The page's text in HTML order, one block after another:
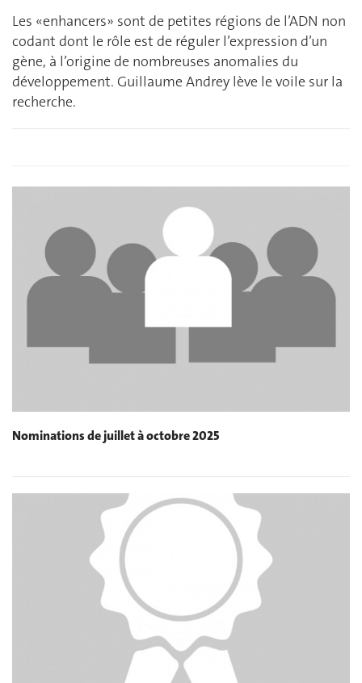
Les «enhancers» sont de petites régions de l’ADN non
codant dont le rôle est de réguler l’expression d’un
gène, à l’origine de nombreuses anomalies du
développement. Guillaume Andrey lève le voile sur la
recherche.
Nominations de juillet à octobre 2025